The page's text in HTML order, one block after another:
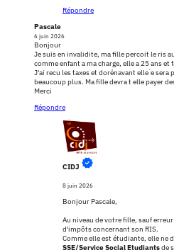
Répondre
Pascale
6 juin 2026
Bonjour
Je suis en invalidite, ma fille percoit le ris
comme enfant a ma charge, elle a 25 ans
J'ai recu les taxes et dorénavant elle ́e sera
beaucoup plus. Ma fille devra t elle payer
Merci
Répondre
CIDJ
8 juin 2026
Bonjour Pascale,
Au niveau de votre fille, sauf
d'impôts concernant son RIS.
Comme elle est étudiante, elle ne
SSE/Service Social Etudiantsde